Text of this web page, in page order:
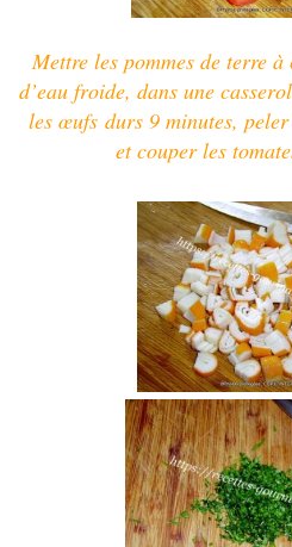
Mettre les pommes de terre
d’eau froide, dans une
les œufs durs 9 minutes,
et couper les